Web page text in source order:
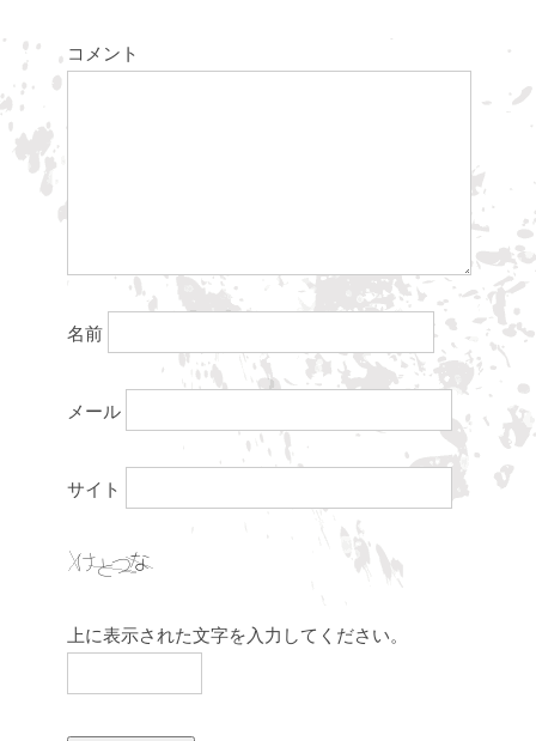
コメント
名前
メール
サイト
上に表示された文字を入力してください。